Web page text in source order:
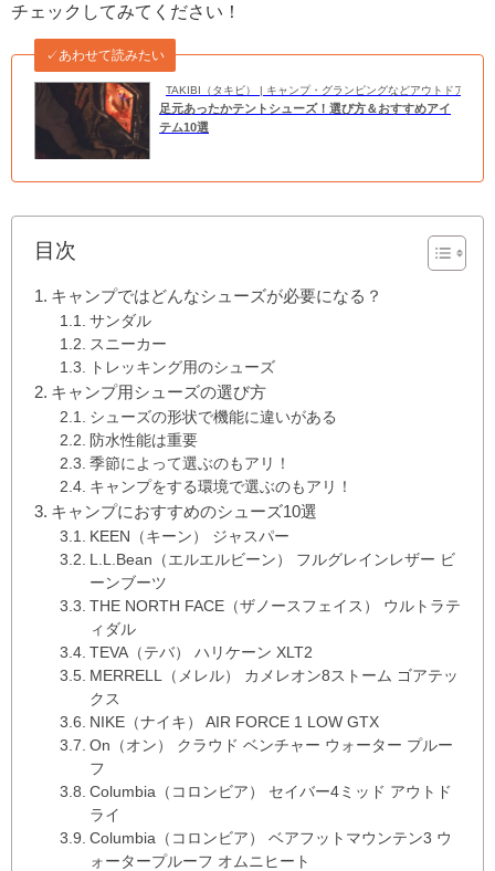
チェックしてみてください！
TAKIBI（タキビ） | キャンプ・グランピングなどアウトドアの総
✓あわせて読みたい
足元あったかテントシューズ！選び方＆おすすめアイ
テム10選
目次
キャンプではどんなシューズが必要になる？
サンダル
スニーカー
トレッキング用のシューズ
キャンプ用シューズの選び方
シューズの形状で機能に違いがある
防水性能は重要
季節によって選ぶのもアリ！
キャンプをする環境で選ぶのもアリ！
キャンプにおすすめのシューズ10選
KEEN（キーン） ジャスパー
L.L.Bean（エルエルビーン） フルグレインレザー ビ
ーンブーツ
THE NORTH FACE（ザノースフェイス） ウルトラテ
ィダル
TEVA（テバ） ハリケーン XLT2
MERRELL（メレル） カメレオン8ストーム ゴアテッ
クス
NIKE（ナイキ） AIR FORCE 1 LOW GTX
On（オン） クラウド ベンチャー ウォーター プルー
フ
Columbia（コロンビア） セイバー4ミッド アウトド
ライ
Columbia（コロンビア） ベアフットマウンテン3 ウ
ォータープルーフ オムニヒート